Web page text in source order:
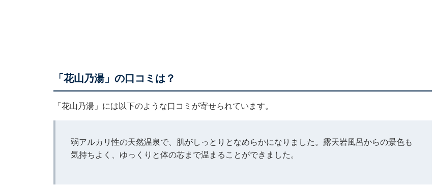
「花山乃湯」の口コミは？
「花山乃湯」には以下のような口コミが寄せられています。
弱アルカリ性の天然温泉で、肌がしっとりとなめらかになりました。露天岩風呂からの景色も
気持ちよく、ゆっくりと体の芯まで温まることができました。